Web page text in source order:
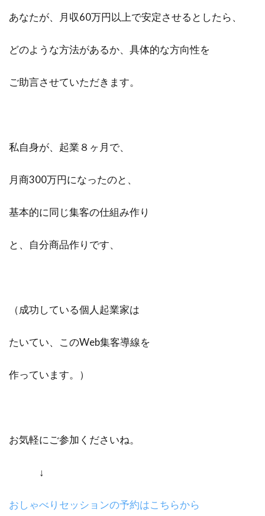
あなたが、月収60万円以上で安定させるとしたら、
どのような方法があるか、具体的な方向性を
ご助言させていただきます。
私自身が、起業８ヶ月で、
月商300万円になったのと、
基本的に同じ集客の仕組み作り
と、自分商品作りです、
（成功している個人起業家は
たいてい、このWeb集客導線を
作っています。）
お気軽にご参加くださいね。
↓
おしゃべりセッションの予約はこちらから